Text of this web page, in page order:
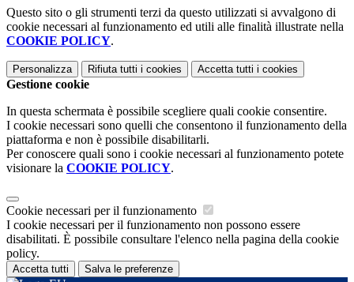
Questo sito o gli strumenti terzi da questo utilizzati si avvalgono di
cookie necessari al funzionamento ed utili alle finalità illustrate nella
COOKIE POLICY.
Personalizza Rifiuta tutti i cookies Accetta tutti i cookies
Gestione cookie
In questa schermata è possibile scegliere quali cookie consentire.
I cookie necessari sono quelli che consentono il funzionamento della
piattaforma e non è possibile disabilitarli.
Per conoscere quali sono i cookie necessari al funzionamento potete
visionare la COOKIE POLICY.
Cookie necessari per il funzionamento
I cookie necessari per il funzionamento non possono essere
disabilitati. È possibile consultare l'elenco nella pagina della cookie
policy.
Accetta tutti Salva le preferenze